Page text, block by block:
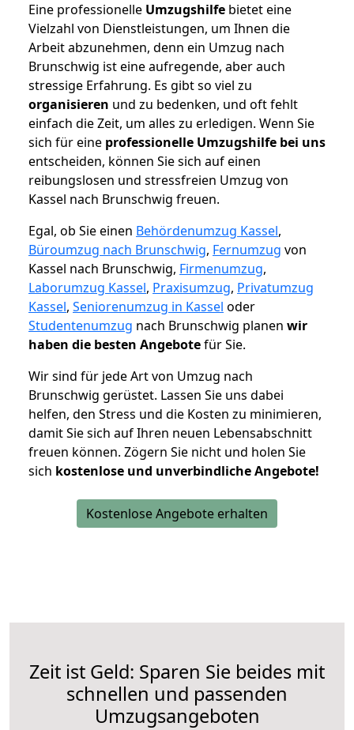
Eine professionelle Umzugshilfe bietet eine
Vielzahl von Dienstleistungen, um Ihnen die
Arbeit abzunehmen, denn ein Umzug nach
Brunschwig ist eine aufregende, aber auch
stressige Erfahrung. Es gibt so viel zu
organisieren und zu bedenken, und oft fehlt
einfach die Zeit, um alles zu erledigen. Wenn Sie
sich für eine professionelle Umzugshilfe bei uns
entscheiden, können Sie sich auf einen
reibungslosen und stressfreien Umzug von
Kassel nach Brunschwig freuen.
Egal, ob Sie einen Behördenumzug Kassel,
Büroumzug nach Brunschwig, Fernumzug von
Kassel nach Brunschwig, Firmenumzug,
Laborumzug Kassel, Praxisumzug, Privatumzug
Kassel, Seniorenumzug in Kassel oder
Studentenumzug nach Brunschwig planen wir
haben die besten Angebotefür Sie.
Wir sind für jede Art von Umzug nach
Brunschwig gerüstet. Lassen Sie uns dabei
helfen, den Stress und die Kosten zu minimieren,
damit Sie sich auf Ihren neuen Lebensabschnitt
freuen können. Zögern Sie nicht und holen Sie
sich kostenlose und unverbindliche Angebote!
Kostenlose Angebote erhalten
Zeit ist Geld: Sparen Sie beides mit
schnellen und passenden
Umzugsangeboten